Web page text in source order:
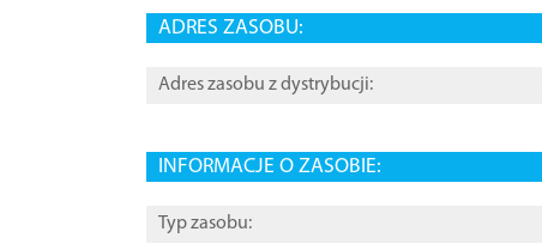
ADRES ZASOBU:
Adres zasobu z dystrybucji:
INFORMACJE O ZASOBIE:
Typ zasobu: